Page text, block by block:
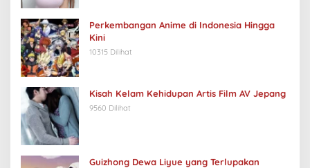
Perkembangan Anime di Indonesia Hingga
Kini
10315 Dilihat
Kisah Kelam Kehidupan Artis Film AV Jepang
9560 Dilihat
Guizhong Dewa Liyue yang Terlupakan